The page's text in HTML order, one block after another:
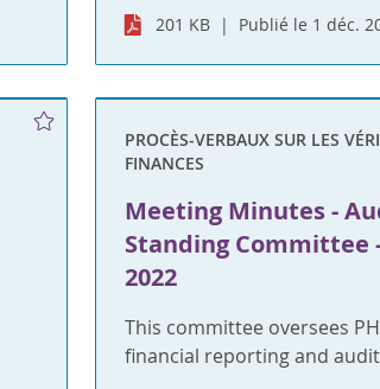
201 KB Publié le 1 déc.
PROCÈS-VERBAUX SUR LES
FINANCES
Meeting Minutes -
Standing Committee
2022
This committee oversees
financial reporting and